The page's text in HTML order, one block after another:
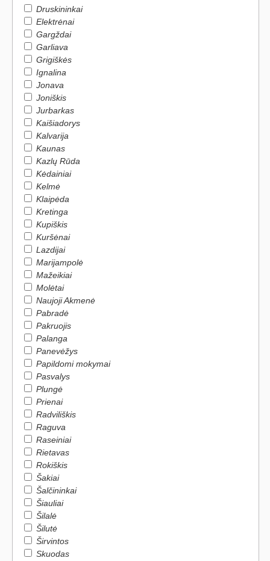
Druskininkai
Elektrėnai
Gargždai
Garliava
Grigiškės
Ignalina
Jonava
Joniškis
Jurbarkas
Kaišiadorys
Kalvarija
Kaunas
Kazlų Rūda
Kėdainiai
Kelmė
Klaipėda
Kretinga
Kupiškis
Kuršėnai
Lazdijai
Marijampolė
Mažeikiai
Molėtai
Naujoji Akmenė
Pabradė
Pakruojis
Palanga
Panevėžys
Papildomi mokymai
Pasvalys
Plungė
Prienai
Radviliškis
Raguva
Raseiniai
Rietavas
Rokiškis
Šakiai
Šalčininkai
Šiauliai
Šilalė
Šilutė
Širvintos
Skuodas